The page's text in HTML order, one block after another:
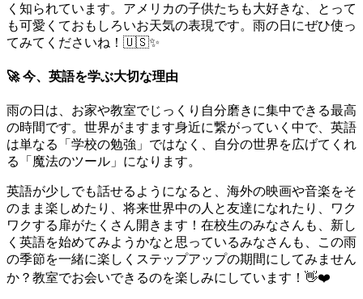
く知られています。アメリカの子供たちも大好きな、とって
も可愛くておもしろいお天気の表現です。雨の日にぜひ使っ
てみてくださいね！🇺🇸✨
🚀 今、英語を学ぶ大切な理由
雨の日は、お家や教室でじっくり自分磨きに集中できる最高
の時間です。世界がますます身近に繋がっていく中で、英語
は単なる「学校の勉強」ではなく、自分の世界を広げてくれ
る「魔法のツール」になります。
英語が少しでも話せるようになると、海外の映画や音楽をそ
のまま楽しめたり、将来世界中の人と友達になれたり、ワク
ワクする扉がたくさん開きます！在校生のみなさんも、新し
く英語を始めてみようかなと思っているみなさんも、この雨
の季節を一緒に楽しくステップアップの期間にしてみません
か？教室でお会いできるのを楽しみにしています！👋❤️